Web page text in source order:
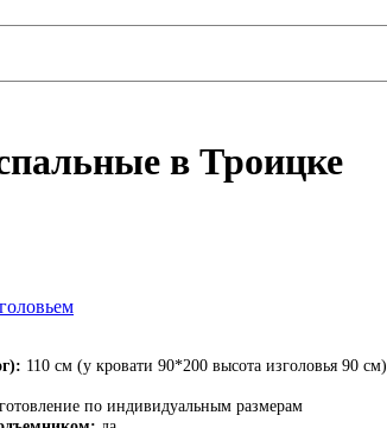
в Троицке
110 см (у кровати 90*200 высота изголовья 90 см)
по индивидуальным размерам